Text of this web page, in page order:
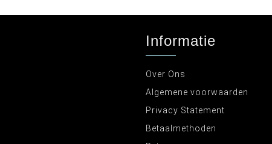
Informatie
Over Ons
Algemene voorwaarden
Privacy Statement
Betaalmethoden